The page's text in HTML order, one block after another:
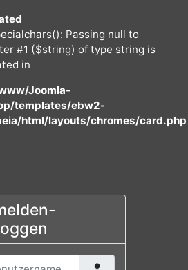
htmlspecialchars(): Passing null to
#1 ($string) of type
in
www/Joomla-
templates/ebw2-
Anmelden-
Einloggen